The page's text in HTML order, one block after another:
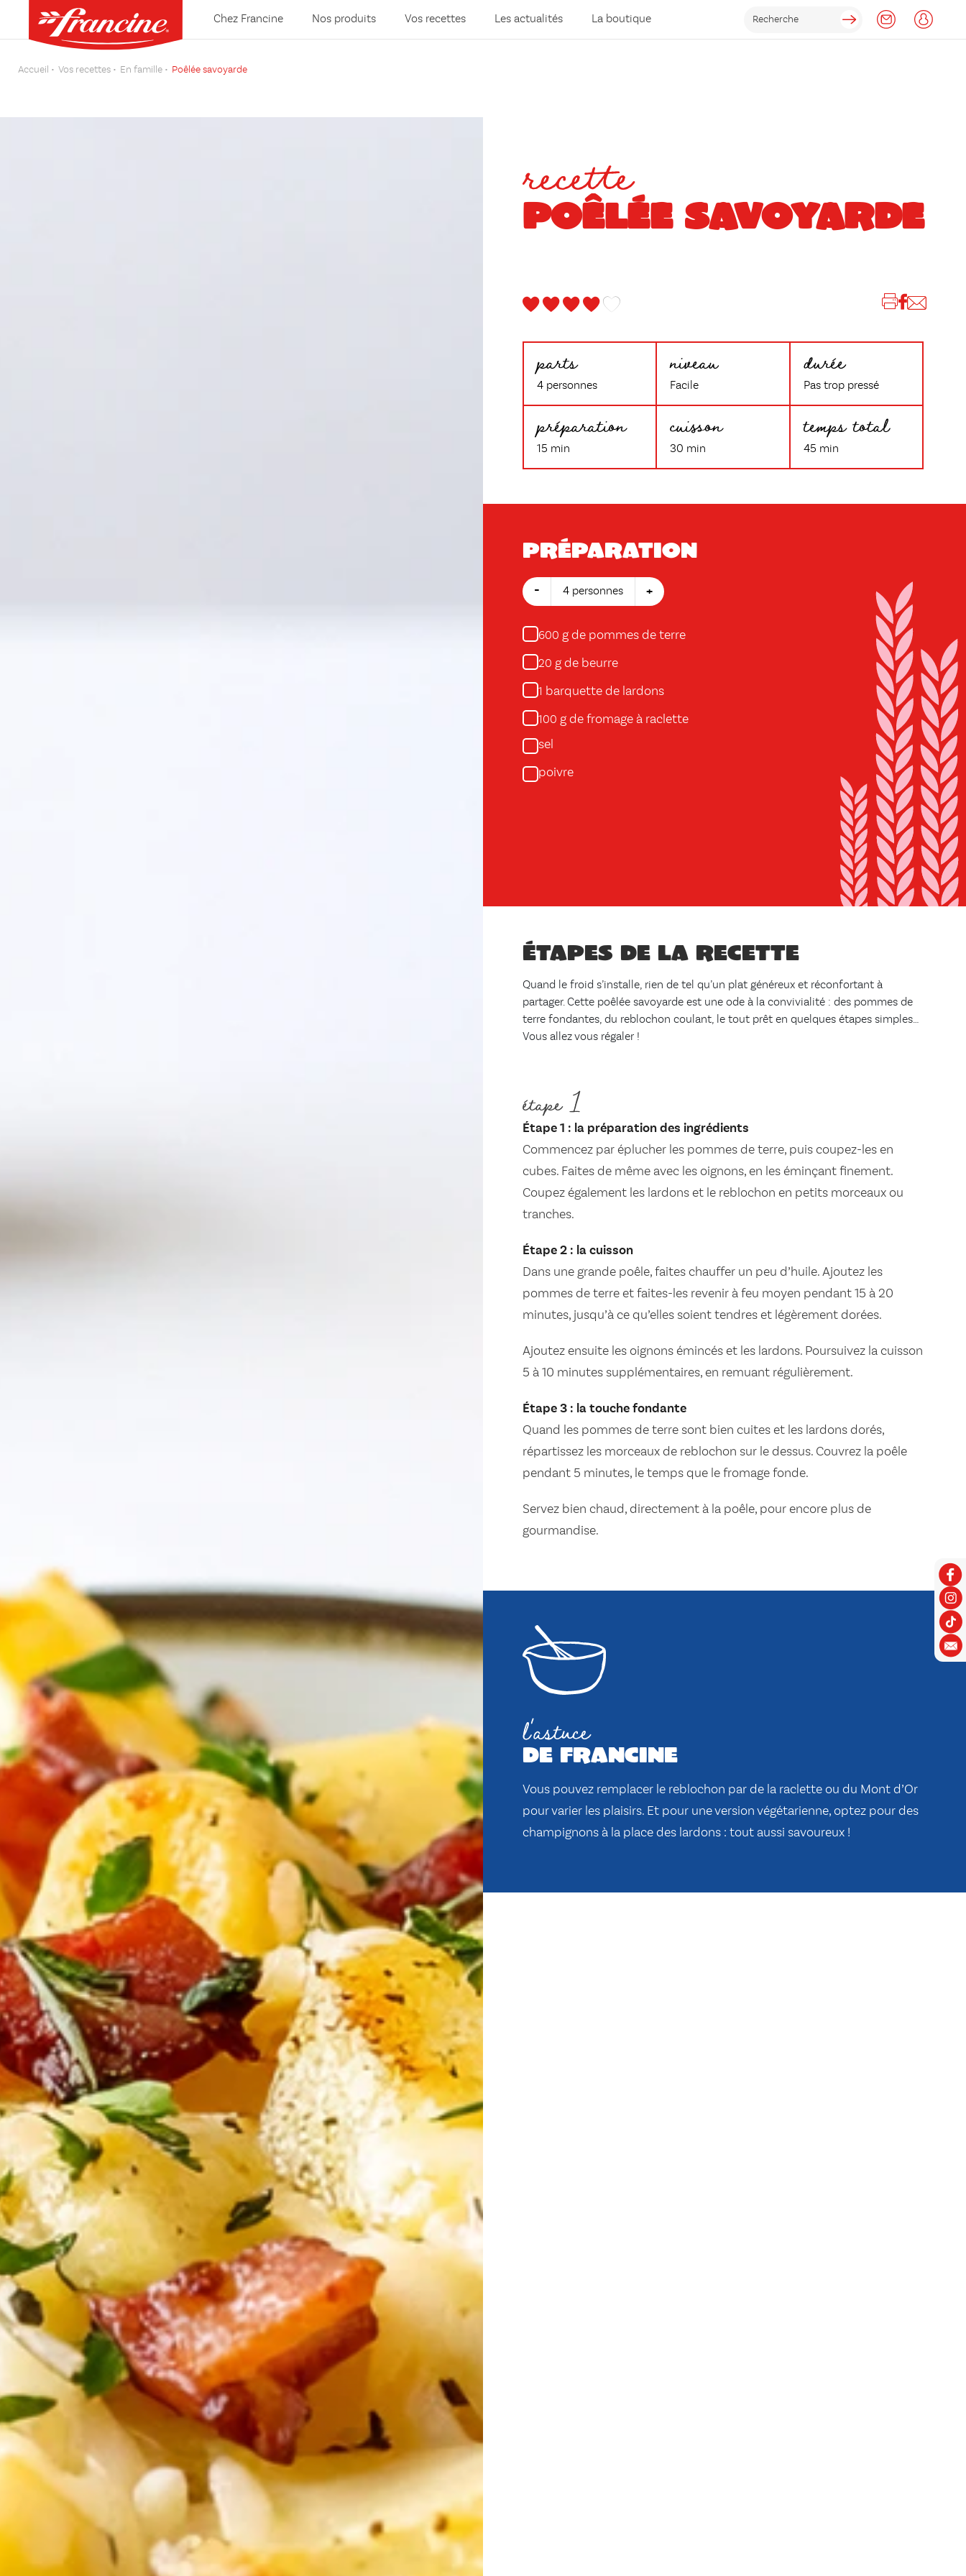
Chez Francine Nos produits Vos recettes Les actualités La boutique
Accueil Vos recettes En famille Poêlée savoyarde
recette
POÊLÉE SAVOYARDE
parts
4 personnes
niveau
Facile
durée
Pas trop pressé
préparation
15 min
cuisson
30 min
temps total
45 min
Préparation
- 4 personnes +
600 g de pommes de terre
20 g de beurre
1 barquette de lardons
100 g de fromage à raclette
sel
poivre
Étapes de la recette
Quand le froid s’installe, rien de tel qu’un plat généreux et réconfortant à
partager. Cette poêlée savoyarde est une ode à la convivialité : des pommes de
terre fondantes, du reblochon coulant, le tout prêt en quelques étapes simples…
Vous allez vous régaler !
étape 1
Étape 1 : la préparation des ingrédients
Commencez par éplucher les pommes de terre, puis coupez-les en
cubes. Faites de même avec les oignons, en les éminçant finement.
Coupez également les lardons et le reblochon en petits morceaux ou
tranches.
Étape 2 : la cuisson
Dans une grande poêle, faites chauffer un peu d’huile. Ajoutez les
pommes de terre et faites-les revenir à feu moyen pendant 15 à 20
minutes, jusqu’à ce qu’elles soient tendres et légèrement dorées.
Ajoutez ensuite les oignons émincés et les lardons. Poursuivez la cuisson
5 à 10 minutes supplémentaires, en remuant régulièrement.
Étape 3 : la touche fondante
Quand les pommes de terre sont bien cuites et les lardons dorés,
répartissez les morceaux de reblochon sur le dessus. Couvrez la poêle
pendant 5 minutes, le temps que le fromage fonde.
Servez bien chaud, directement à la poêle, pour encore plus de
gourmandise.
l'astuce
de francine
Vous pouvez remplacer le reblochon par de la raclette ou du Mont d’Or
pour varier les plaisirs. Et pour une version végétarienne, optez pour des
champignons à la place des lardons : tout aussi savoureux !